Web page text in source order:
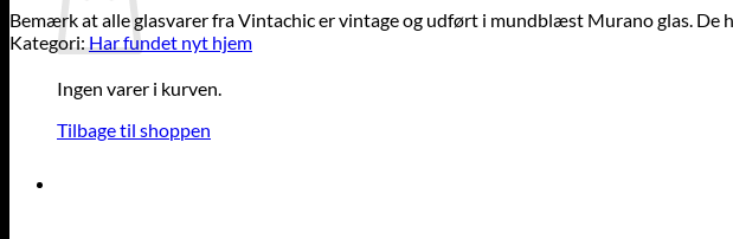
Ingen varer i kurven.
Tilbage til shoppen
Bemærk at alle glasvarer fra Vintachic er vintage og udført i mundblæst Murano glas.
Kategori:Har fundet nyt hjem